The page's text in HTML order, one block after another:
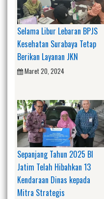
Selama Libur Lebaran BPJS
Kesehatan Surabaya Tetap
Berikan Layanan JKN
Maret 20, 2024
Sepanjang Tahun 2025 BI
Jatim Telah Hibahkan 13
Kendaraan Dinas kepada
Mitra Strategis